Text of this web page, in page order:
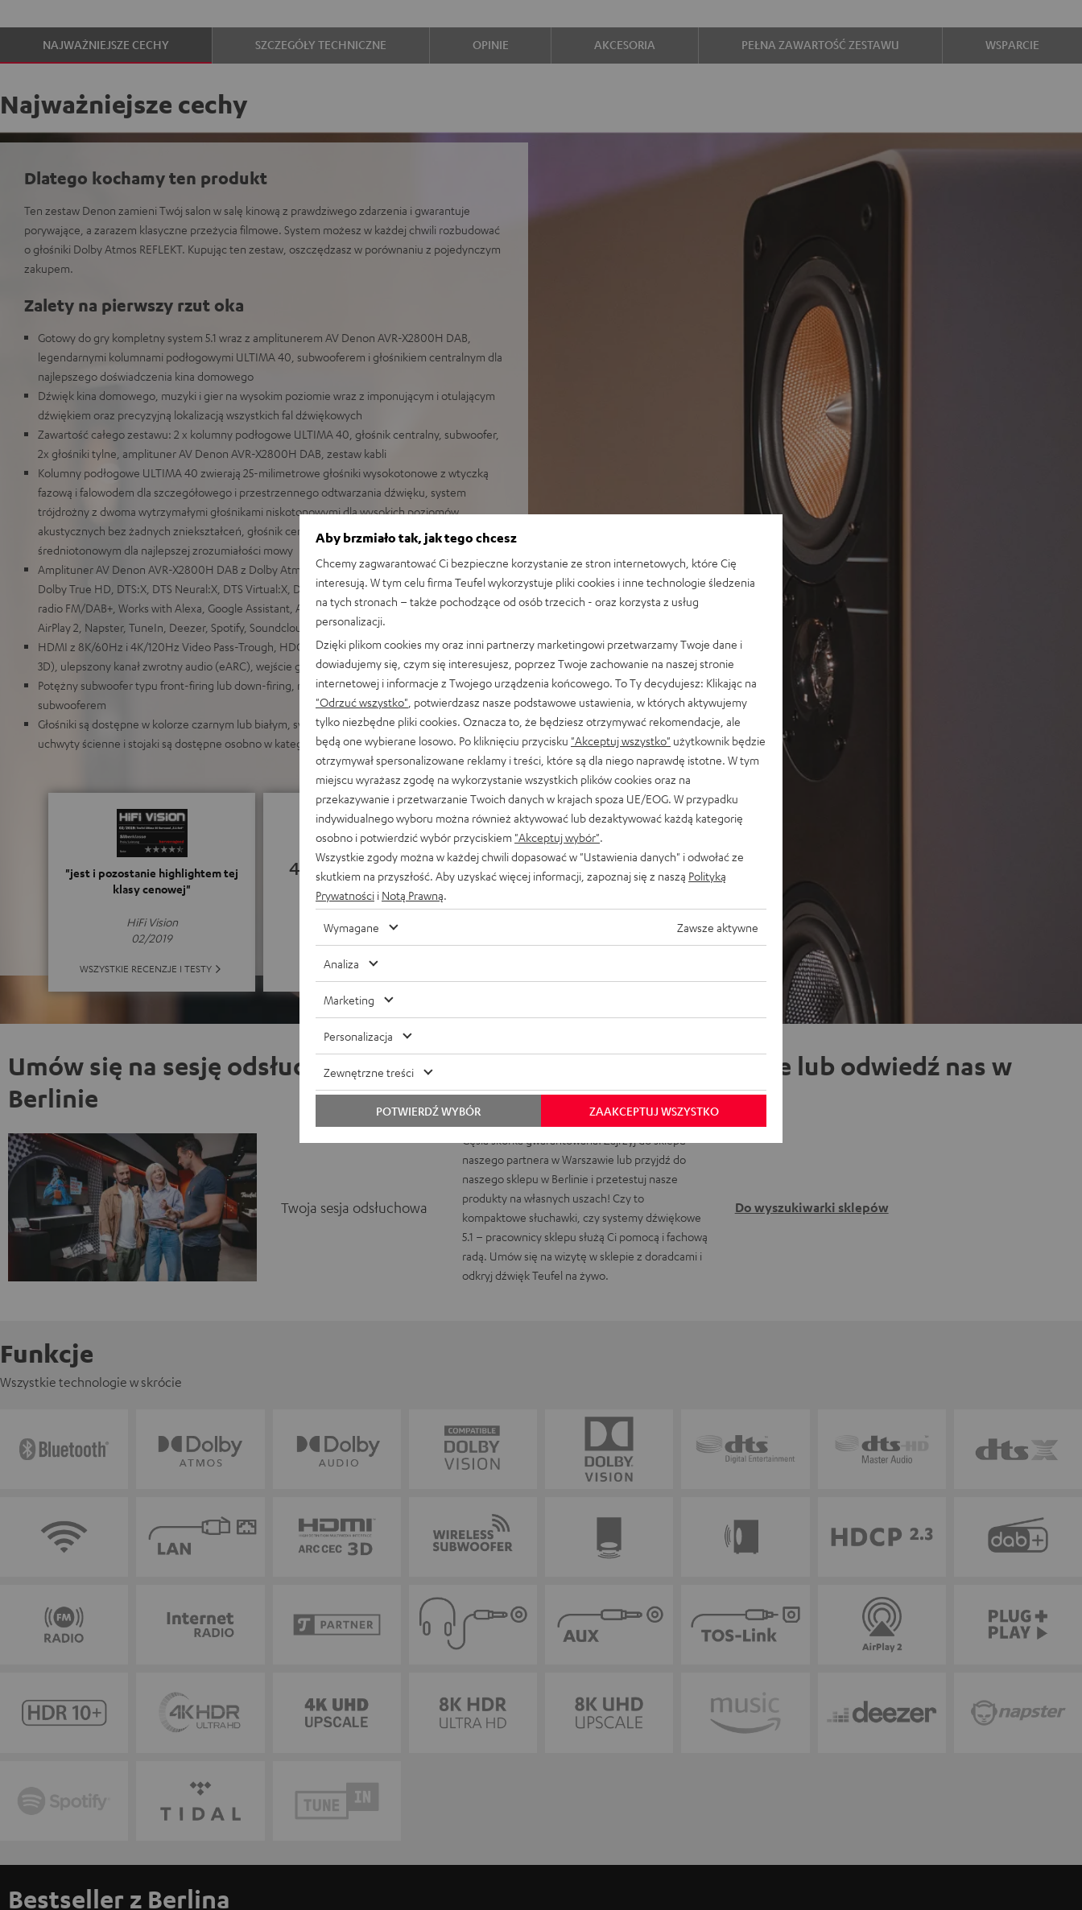
NAJWAŻNIEJSZE CECHY SZCZEGÓŁY TECHNICZNE OPINIE AKCESORIA PEŁNA ZAWARTOŚĆ ZESTAWU WSPARCIE
Najważniejsze cechy
Dlatego kochamy ten produkt
Ten zestaw Denon zamieni Twój salon w salę kinową z prawdziwego zdarzenia i gwarantuje
porywające, a zarazem klasyczne przeżycia filmowe. System możesz w każdej chwili rozbudować
o głośniki Dolby Atmos REFLEKT. Kupując ten zestaw, oszczędzasz w porównaniu z pojedynczym
zakupem.
Zalety na pierwszy rzut oka
Gotowy do gry kompletny system 5.1 wraz z amplitunerem AV Denon AVR-X2800H DAB,
legendarnymi kolumnami podłogowymi ULTIMA 40, subwooferem i głośnikiem centralnym dla
najlepszego doświadczenia kina domowego
Dźwięk kina domowego, muzyki i gier na wysokim poziomie wraz z imponującym i otulającym
dźwiękiem oraz precyzyjną lokalizacją wszystkich fal dźwiękowych
Zawartość całego zestawu: 2 x kolumny podłogowe ULTIMA 40, głośnik centralny, subwoofer,
2x głośniki tylne, amplituner AV Denon AVR-X2800H DAB, zestaw kabli
Kolumny podłogowe ULTIMA 40 zwierają 25-milimetrowe głośniki wysokotonowe z wtyczką
fazową i falowodem dla szczegółowego i przestrzennego odtwarzania dźwięku, system
trójdrożny z dwoma wytrzymałymi głośnikami niskotonowymi dla wysokich poziomów
akustycznych bez żadnych zniekształceń, głośnik centralny z podwójnym głośnikiem
średniotonowym dla najlepszej zrozumiałości mowy
Amplituner AV Denon AVR-X2800H DAB z Dolby Atmos, Dolby Atmos Hihg Virtualization,
Dolby True HD, DTS:X, DTS Neural:X, DTS Virtual:X, DTS-HD Master Audio, IMAX Enhanced,
radio FM/DAB+, Works with Alexa, Google Assistant, Apple Siri, Bluetooth, Amazon Music,
AirPlay 2, Napster, TuneIn, Deezer, Spotify, Soundcloud, TIDAL i HEOS® Built-in
HDMI z 8K/60Hz i 4K/120Hz Video Pass-Trough, HDCP 2.3, HDR (Dolby Vision™, HDR10, HLG,
3D), ulepszony kanał zwrotny audio (eARC), wejście gramofonowe phono
Potężny subwoofer typu front-firing lub down-firing, możliwość bezprzewodowego sterowania
subwooferem
Głośniki są dostępne w kolorze czarnym lub białym, system można łatwo rozbudować,
uchwyty ścienne i stojaki są dostępne osobno w kategorii „Akcesoria”
"jest i pozostanie highlightem tej
klasy cenowej"
HiFi Vision
02/2019
WSZYSTKIE RECENZJE I TESTY
4.94
(4.94 z 5 dla 116 ocen)
WSZYSTKIE OCENY
Umów się na sesję odsłuchową w sklepie Audiomagic w Warszawie lub odwiedź nas w
Berlinie
Twoja sesja odsłuchowa
Gęsia skórka gwarantowana! Zajrzyj do sklepu
naszego partnera w Warszawie lub przyjdź do
naszego sklepu w Berlinie i przetestuj nasze
produkty na własnych uszach! Czy to
kompaktowe słuchawki, czy systemy dźwiękowe
5.1 – pracownicy sklepu służą Ci pomocą i fachową
radą. Umów się na wizytę w sklepie z doradcami i
odkryj dźwięk Teufel na żywo.
Do wyszukiwarki sklepów
Funkcje
Wszystkie technologie w skrócie
Bestseller z Berlina
Aby brzmiało tak, jak tego chcesz
Chcemy zagwarantować Ci bezpieczne korzystanie ze stron internetowych, które Cię
interesują. W tym celu firma Teufel wykorzystuje pliki cookies i inne technologie śledzenia
na tych stronach – także pochodzące od osób trzecich - oraz korzysta z usług
personalizacji.
Dzięki plikom cookies my oraz inni partnerzy marketingowi przetwarzamy Twoje dane i
dowiadujemy się, czym się interesujesz, poprzez Twoje zachowanie na naszej stronie
internetowej i informacje z Twojego urządzenia końcowego. To Ty decydujesz: Klikając na
"Odrzuć wszystko" , potwierdzasz nasze podstawowe ustawienia, w których aktywujemy
tylko niezbędne pliki cookies. Oznacza to, że będziesz otrzymywać rekomendacje, ale
będą one wybierane losowo. Po kliknięciu przycisku "Akceptuj wszystko" użytkownik będzie
otrzymywał spersonalizowane reklamy i treści, które są dla niego naprawdę istotne. W tym
miejscu wyrażasz zgodę na wykorzystanie wszystkich plików cookies oraz na
przekazywanie i przetwarzanie Twoich danych w krajach spoza UE/EOG. W przypadku
indywidualnego wyboru można również aktywować lub dezaktywować każdą kategorię
osobno i potwierdzić wybór przyciskiem "Akceptuj wybór"
Wszystkie zgody można w każdej chwili dopasować w "Ustawienia danych" i odwołać ze
skutkiem na przyszłość. Aby uzyskać więcej informacji, zapoznaj się z naszą Polityką
Prywatności i Notą Prawną
Wymagane Zawsze aktywne
Analiza
Marketing
Personalizacja
Zewnętrzne treści
ZAAKCEPTUJ WSZYSTKO
POTWIERDŹ WYBÓR